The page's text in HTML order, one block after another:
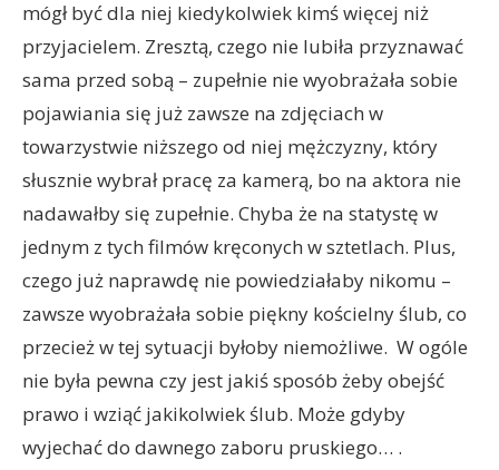
mógł być dla niej kiedykolwiek kimś więcej niż
przyjacielem. Zresztą, czego nie lubiła przyznawać
sama przed sobą – zupełnie nie wyobrażała sobie
pojawiania się już zawsze na zdjęciach w
towarzystwie niższego od niej mężczyzny, który
słusznie wybrał pracę za kamerą, bo na aktora nie
nadawałby się zupełnie. Chyba że na statystę w
jednym z tych filmów kręconych w sztetlach. Plus,
czego już naprawdę nie powiedziałaby nikomu –
zawsze wyobrażała sobie piękny kościelny ślub, co
przecież w tej sytuacji byłoby niemożliwe. W ogóle
nie była pewna czy jest jakiś sposób żeby obejść
prawo i wziąć jakikolwiek ślub. Może gdyby
wyjechać do dawnego zaboru pruskiego… .